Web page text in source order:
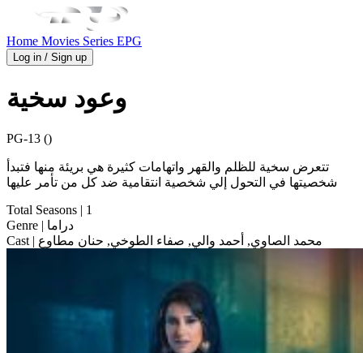
Home Movies Series EPG
Log in / Sign up
وعود سخية
PG-13 ()
تتعرض سخية للظلم والقهر واتهامات كثيرة هي بريئة منها فتبدأ
شخصيتها في التحول إلي شخصية انتقامية ضد كل من تأمر عليها
Total Seasons | 1
Genre
| دراما
Cast
| محمد الصاوي, أحمد والي, صفاء الطوخي, حنان مطاوع